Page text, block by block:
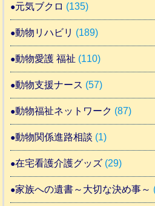
元気ブクロ (135)
動物リハビリ (189)
動物愛護 福祉 (110)
動物支援ナース (57)
動物福祉ネットワーク (87)
動物関係進路相談 (1)
在宅看護介護グッズ (29)
家族への遺書～大切な決め事～